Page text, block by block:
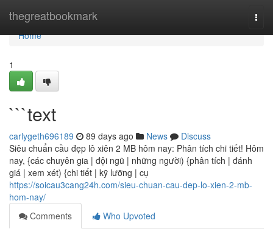
thegreatbookmark
Home
Home
1
```text
carlygeth696189 89 days ago News
Discuss
Siêu chuẩn cầu đẹp lô xiên 2 MB hôm nay: Phân tích chi tiết! Hôm
nay, {các chuyên gia | đội ngũ | những người) {phân tích | đánh
giá | xem xét) {chi tiết | kỹ lưỡng | cụ
https://soicau3cang24h.com/sieu-chuan-cau-dep-lo-xien-2-mb-
hom-nay/
Comments
Who Upvoted